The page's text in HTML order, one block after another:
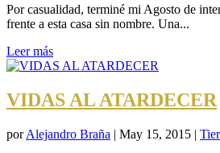
Por casualidad, terminé mi Agosto de
frente a esta casa sin nombre. Una...
Leer más
VIDAS AL ATARDECER
porAlejandro Braña | May 15, 2015 |